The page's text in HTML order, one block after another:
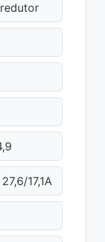
27,6/17,1A